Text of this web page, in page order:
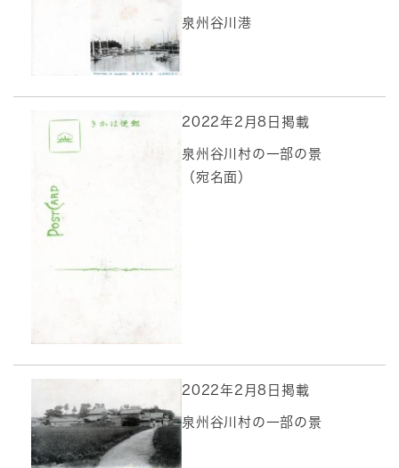
泉州谷川港
2022年2月8日掲載
泉州谷川村の一部の景
（宛名面）
2022年2月8日掲載
泉州谷川村の一部の景